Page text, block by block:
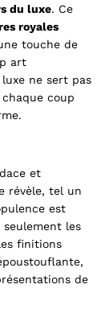
du luxe. Ce
royales
touche de
art
ne sert pas
coup
et
révèle, tel un
est
les
finitions
de